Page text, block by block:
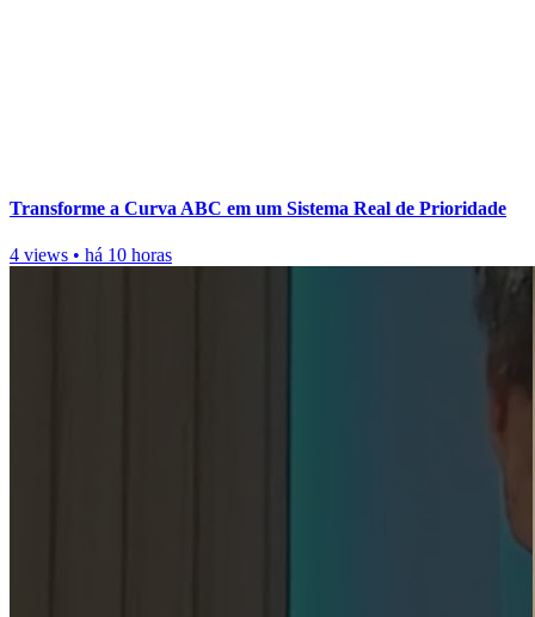
Transforme a Curva ABC em um Sistema Real de Prioridade
4 views • há 10 horas